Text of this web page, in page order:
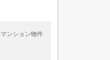
マンション物件